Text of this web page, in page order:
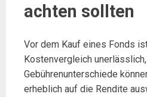
achten sollten
Vor dem Kauf eines Fonds
Kostenvergleich
Gebührenunterschiede
erheblich auf die Rendite